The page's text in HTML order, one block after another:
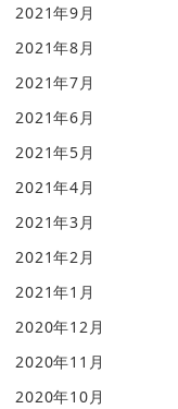
2021年9月
2021年8月
2021年7月
2021年6月
2021年5月
2021年4月
2021年3月
2021年2月
2021年1月
2020年12月
2020年11月
2020年10月